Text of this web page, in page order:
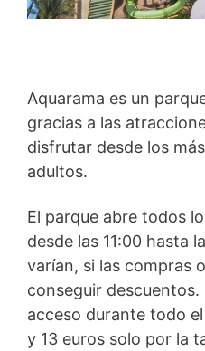
Aquarama es un
gracias a las
disfrutar desde los
adultos.
El parque abre todos
desde las 11:00 hasta
varían, si las compras
conseguir descuentos.
acceso durante todo
y 13 euros solo por la